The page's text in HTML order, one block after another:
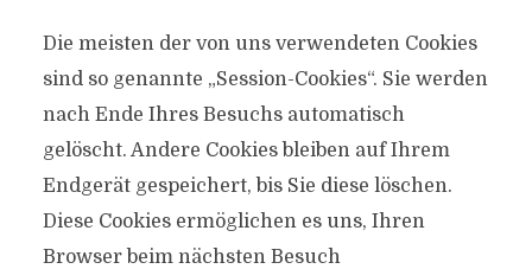
Die meisten der von uns verwendeten Cookies
sind so genannte „Session-Cookies“. Sie werden
nach Ende Ihres Besuchs automatisch
gelöscht. Andere Cookies bleiben auf Ihrem
Endgerät gespeichert, bis Sie diese löschen.
Diese Cookies ermöglichen es uns, Ihren
Browser beim nächsten Besuch